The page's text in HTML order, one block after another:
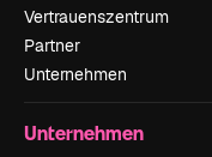
Vertrauenszentrum
Partner
Unternehmen
Unternehmen